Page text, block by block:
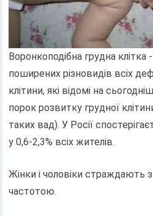
Воронкоподібна грудна клітка
поширених різновидів всіх
клітини, які відомі на
порок розвитку грудної
таких вад). У Росії
у 0,6-2,3% всіх жителів.
Жінки і чоловіки страждають
частотою.